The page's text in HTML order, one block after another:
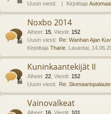
Uusin viesti:
Kirjoittaja
Noxbo 2014
Aiheet: 15 Viestit: 152
Uusin viesti: Re: Wanhan Ajan
Kirjoittaja Tharie , Lauantai,
Kuninkaantekijät II
Aiheet: 22 Viestit: 152
Uusin viesti: Re: Skenaariopalaute
Vainovalkeat
Aiheet: 16 Viestit: 101